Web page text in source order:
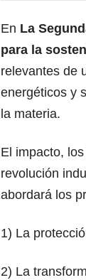
En La
para la
relevantes de
energéticos y
la materia.
El impacto,
revolución
abordará los
1) La
2) La